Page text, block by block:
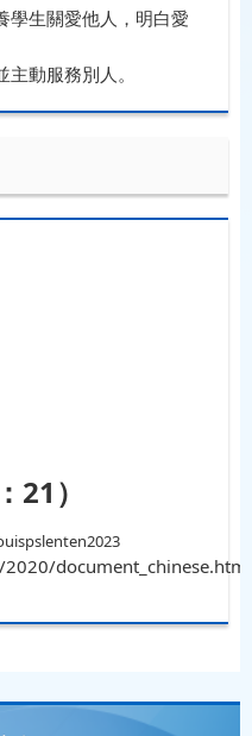
學生關愛他人，明白愛
動服務別人。
21）
document_chinese.html